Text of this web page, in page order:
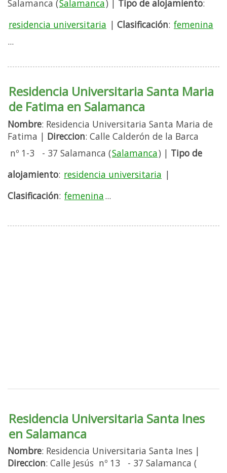
Salamanca (Salamanca) | Tipo de alojamiento:
residencia universitaria | Clasificación: femenina
...
Residencia Universitaria Santa Maria
de Fatima en Salamanca
Nombre: Residencia Universitaria Santa Maria de
Fatima | Direccion: Calle Calderón de la Barca
nº 1-3 - 37 Salamanca (Salamanca) | Tipo de
alojamiento: residencia universitaria |
Clasificación: femenina...
Residencia Universitaria Santa Ines
en Salamanca
Nombre: Residencia Universitaria Santa Ines |
Direccion: Calle Jesús nº 13 - 37 Salamanca (